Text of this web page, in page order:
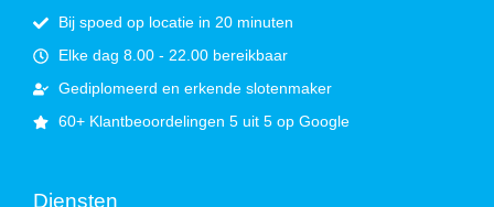
Bij spoed op locatie in 20 minuten
Elke dag 8.00 - 22.00 bereikbaar
Gediplomeerd en erkende slotenmaker
60+ Klantbeoordelingen 5 uit 5 op Google
Diensten